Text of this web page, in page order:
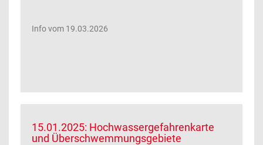
Info vom 19.03.2026
15.01.2025: Hochwassergefahrenkarte
und Überschwemmungsgebiete